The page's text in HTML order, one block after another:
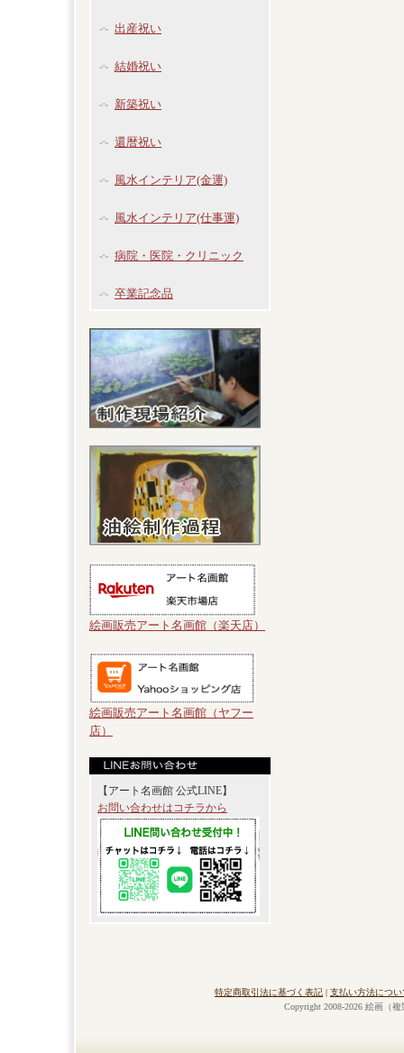
出産祝い
結婚祝い
新築祝い
還暦祝い
風水インテリア(金運)
風水インテリア(仕事運)
病院・医院・クリニック
卒業記念品
絵画販売アート名画館（楽天店）
絵画販売アート名画館（ヤフー
店）
【アート名画館 公式LINE】
お問い合わせはコチラから
特定商取引法に基づく表記 | 支払い方法につい
Copyright 2008-2026 絵画（